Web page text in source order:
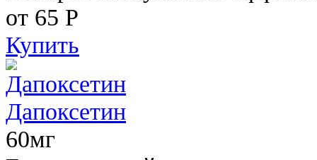
от 65 Р
Купить
Дапоксетин
60мг